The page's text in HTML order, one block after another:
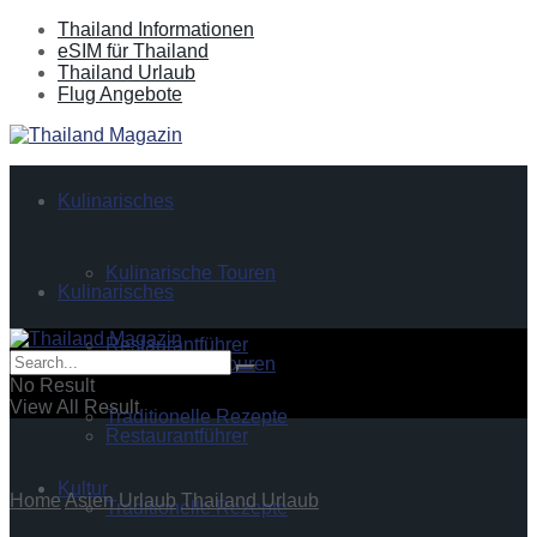
Thailand Informationen
eSIM für Thailand
Thailand Urlaub
Flug Angebote
Kulinarisches
Kulinarische Touren
Restaurantführer
Traditionelle Rezepte
Kultur
Kulinarisches
Kulinarische Touren
Restaurantführer
Traditionelle Rezepte
No Result
View All Result
HomeAsien Urlaub Thailand Urlaub